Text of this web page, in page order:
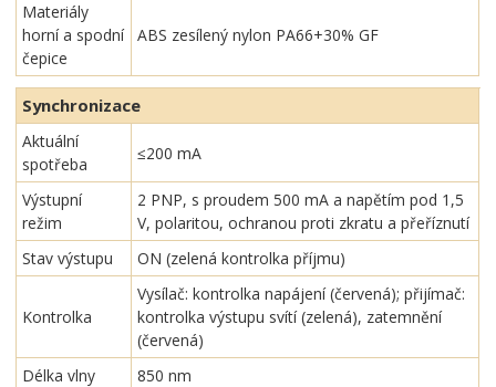
Materiály
horní a spodní
čepice
ABS zesílený nylon PA66+30% GF
Synchronizace
Aktuální
spotřeba
≤200 mA
Výstupní
režim
2 PNP, s proudem 500 mA a napětím pod 1,5
V, polaritou, ochranou proti zkratu a přeříznutí
Stav výstupu
ON (zelená kontrolka příjmu)
Kontrolka
Vysílač: kontrolka napájení (červená); přijímač:
kontrolka výstupu svítí (zelená), zatemnění
(červená)
Délka vlny
850 nm